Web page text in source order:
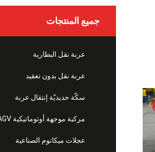
جميع المنتجات
عربة نقل البطارية
عربة نقل بدون تعقيد
سكّة حديديّة إنتقال عربة
مركبة موجهة أوتوماتيكية AGV
عجلات ميكانوم الصناعية